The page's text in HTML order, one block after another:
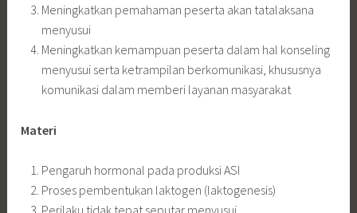
Meningkatkan pemahaman peserta akan tatalaksana
menyusui
Meningkatkan kemampuan peserta dalam hal konseling
menyusui serta ketrampilan berkomunikasi, khususnya
komunikasi dalam memberi layanan masyarakat
Materi
Pengaruh hormonal pada produksi ASI
Proses pembentukan laktogen (laktogenesis)